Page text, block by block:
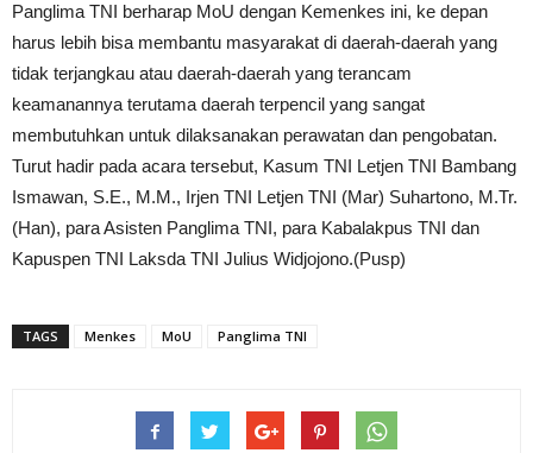
Panglima TNI berharap MoU dengan Kemenkes ini, ke depan
harus lebih bisa membantu masyarakat di daerah-daerah yang
tidak terjangkau atau daerah-daerah yang terancam
keamanannya terutama daerah terpencil yang sangat
membutuhkan untuk dilaksanakan perawatan dan pengobatan.
Turut hadir pada acara tersebut, Kasum TNI Letjen TNI Bambang
Ismawan, S.E., M.M., Irjen TNI Letjen TNI (Mar) Suhartono, M.Tr.
(Han), para Asisten Panglima TNI, para Kabalakpus TNI dan
Kapuspen TNI Laksda TNI Julius Widjojono.(Pusp)
TAGS Menkes MoU Panglima TNI